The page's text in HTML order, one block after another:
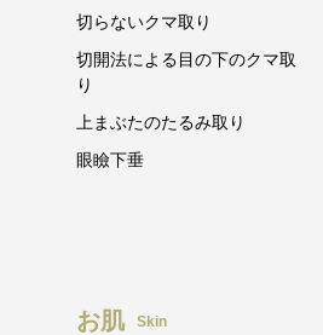
切らないクマ取り
切開法による目の下のクマ取
り
上まぶたのたるみ取り
眼瞼下垂
お肌 Skin